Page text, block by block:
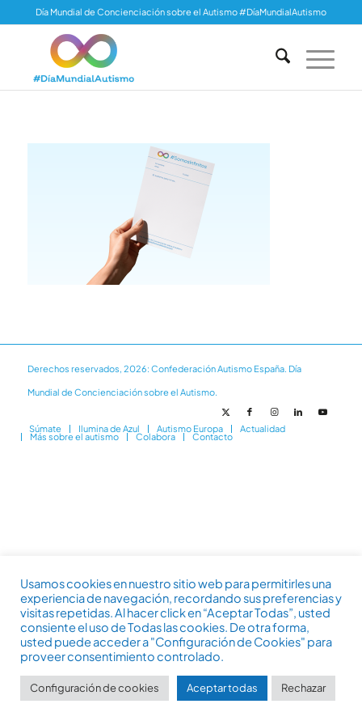
Día Mundial de Concienciación sobre el Autismo #DíaMundialAutismo
Derechos reservados, 2026: Confederación Autismo España. Día
Mundial de Concienciación sobre el Autismo.
Súmate Ilumina de Azul Autismo Europa Actualidad
Más sobre el autismo Colabora Contacto
Usamos cookies en nuestro sitio web para permitirles una
experiencia de navegación, recordando sus preferencias y
visitas repetidas. Al hacer click en “Aceptar Todas”, usted
consiente el uso de Todas las cookies. De otra forma,
usted puede acceder a "Configuración de Cookies" para
proveer consentimiento controlado.
Configuración de cookies Aceptar todas Rechazar